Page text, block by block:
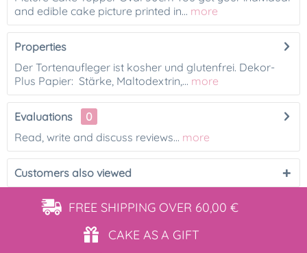
and edible cake picture printed in... more
Properties
Der Tortenaufleger ist kosher und glutenfrei. Dekor-
Plus Papier: Stärke, Maltodextrin,... more
Evaluations
0
Read, write and discuss reviews... more
Customers also viewed
FREE SHIPPING OVER 60,00 €
CAKE ASA GIFT